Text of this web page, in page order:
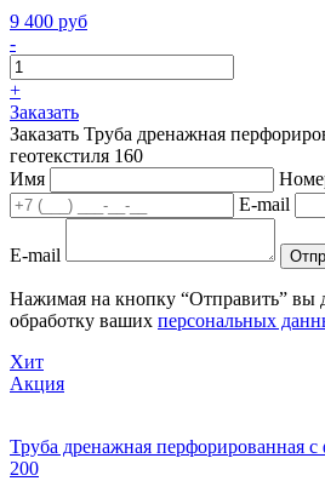
9 400 руб
-
+
Заказать
Заказать Труба дренажная
геотекстиля 160
Имя
E-mail
E-mail
Нажимая на кнопку “Отправить” вы
обработку ваших персональных
Хит
Акция
Труба дренажная перфорированная с
200